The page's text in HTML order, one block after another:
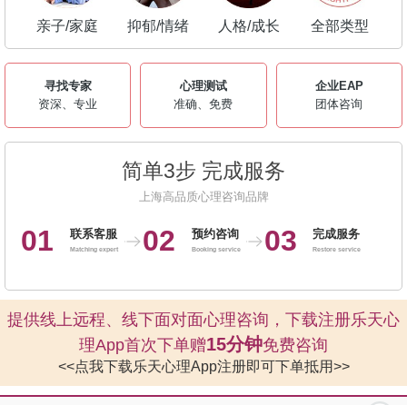
亲子/家庭 抑郁/情绪 人格/成长 全部类型
寻找专家
资深、专业
心理测试
准确、免费
企业EAP
团体咨询
简单3步 完成服务
上海高品质心理咨询品牌
01 联系客服
Matching expert 02 预约咨询
Booking service 03 完成服务
Restore service
提供线上远程、线下面对面心理咨询，下载注册乐天心
理App首次下单赠15分钟免费咨询
<<点我下载乐天心理App注册即可下单抵用>>